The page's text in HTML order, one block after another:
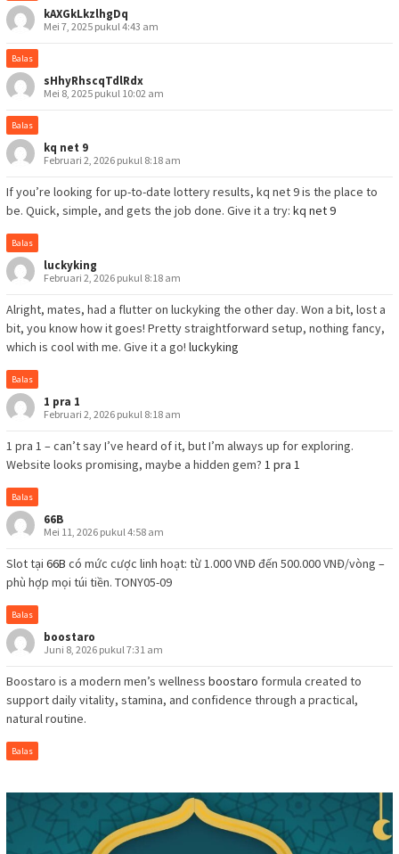
kAXGkLkzlhgDq
Mei 7, 2025 pukul 4:43 am
Balas
sHhyRhscqTdlRdx
Mei 8, 2025 pukul 10:02 am
Balas
kq net 9
Februari 2, 2026 pukul 8:18 am
If you’re looking for up-to-date lottery results, kq net 9 is the place to
be. Quick, simple, and gets the job done. Give it a try: kq net 9
Balas
luckyking
Februari 2, 2026 pukul 8:18 am
Alright, mates, had a flutter on luckyking the other day. Won a bit, lost a
bit, you know how it goes! Pretty straightforward setup, nothing fancy,
which is cool with me. Give it a go! luckyking
Balas
1 pra 1
Februari 2, 2026 pukul 8:18 am
1 pra 1 – can’t say I’ve heard of it, but I’m always up for exploring.
Website looks promising, maybe a hidden gem? 1 pra 1
Balas
66B
Mei 11, 2026 pukul 4:58 am
Slot tại 66B có mức cược linh hoạt: từ 1.000 VNĐ đến 500.000 VNĐ/vòng –
phù hợp mọi túi tiền. TONY05-09
Balas
boostaro
Juni 8, 2026 pukul 7:31 am
Boostaro is a modern men’s wellness boostaro formula created to
support daily vitality, stamina, and confidence through a practical,
natural routine.
Balas